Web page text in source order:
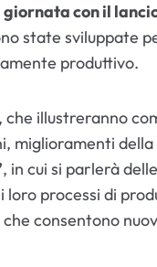
con il
state sviluppate
produttivo.
illustreranno
miglioramenti
, in cui si parlerà
processi di
consentono